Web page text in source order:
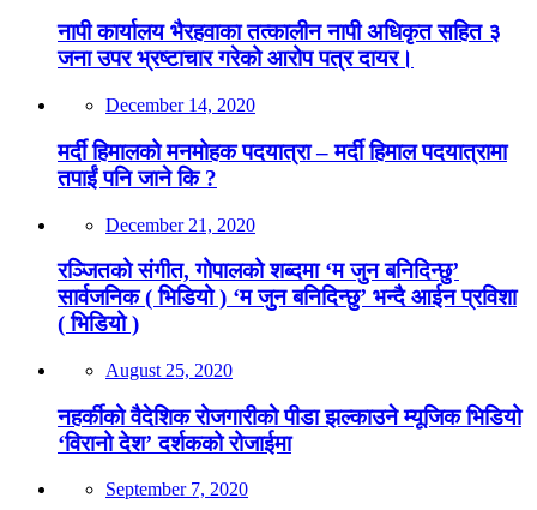
नापी कार्यालय भैरहवाका तत्कालीन नापी अधिकृत सहित ३
जना उपर भ्रष्टाचार गरेको आरोप पत्र दायर।
December 14, 2020
मर्दी हिमालको मनमोहक पदयात्रा – मर्दी हिमाल पदयात्रामा
तपाईं पनि जाने कि ?
December 21, 2020
रञ्जितको संगीत, गोपालको शब्दमा ‘म जुन बनिदिन्छु’
सार्वजनिक ( भिडियो ) ‘म जुन बनिदिन्छु’ भन्दै आईन प्रविशा
( भिडियो )
August 25, 2020
नहर्कीको वैदेशिक रोजगारीको पीडा झल्काउने म्यूजिक भिडियो
‘विरानो देश’ दर्शकको रोजाईमा
September 7, 2020